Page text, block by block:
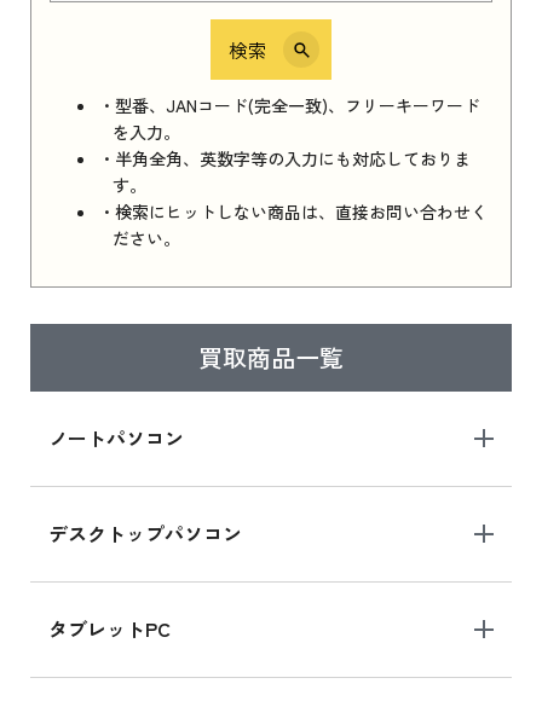
検索
・型番、JANコード(完全一致)、フリーキーワード
を入力。
・半角全角、英数字等の入力にも対応しておりま
す。
・検索にヒットしない商品は、直接お問い合わせく
ださい。
買取商品一覧
ノートパソコン
デスクトップパソコン
タブレットPC
iPhone 16e シリーズ 2025
iPhone 16e シリーズ 2025 新品買取価格はこち
ら
iPad 11インチ 2025年春モデル
はこちら
ら
iPad mini シリーズ 2024
iPad mini 8.3インチ の新品買取価格
iPhone 16 シリーズ